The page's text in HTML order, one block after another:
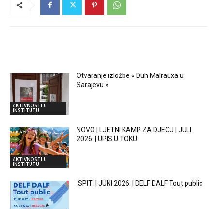
AKTIVNOSTI U
INSTITUTU
Otvaranje izložbe « Duh Malrauxa u
Sarajevu »
AKTIVNOSTI U
INSTITUTU
NOVO | LJETNI KAMP ZA DJECU | JULI
2026. | UPIS U TOKU
ISPITI | JUNI 2026. | DELF DALF Tout public